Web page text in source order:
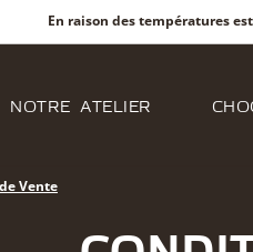
En raison des températures
NOTRE ATELIER
Vente